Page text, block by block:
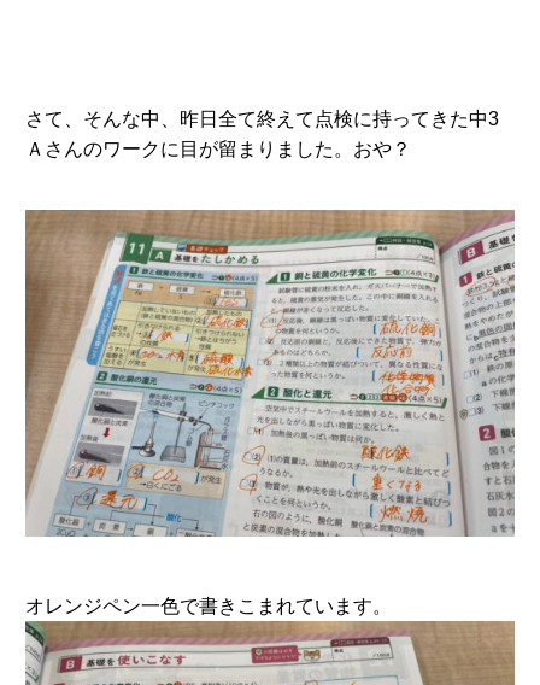
さて、そんな中、昨日全て終えて点検に持ってきた中3
Ａさんのワークに目が留まりました。おや？
オレンジペン一色で書きこまれています。